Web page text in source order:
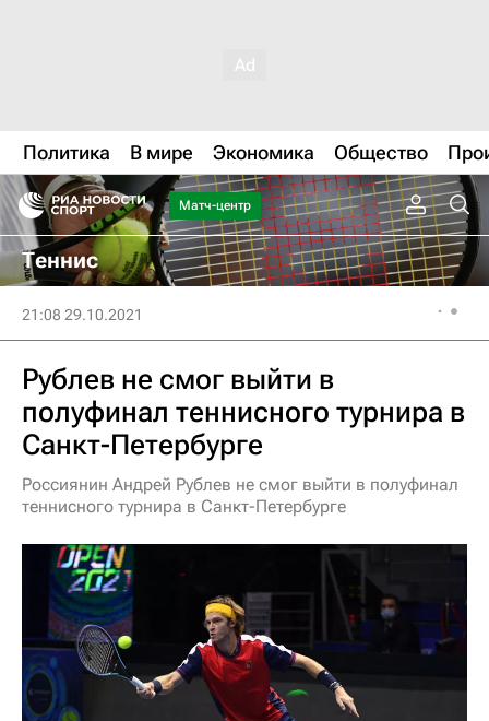
Политика В мире Экономика Общество
Матч-центр
Теннис
21:08 29.10.2021
Рублев не смог выйти в
полуфинал теннисного турнира в
Санкт-Петербурге
Россиянин Андрей Рублев не смог выйти в полуфинал
теннисного турнира в Санкт-Петербурге